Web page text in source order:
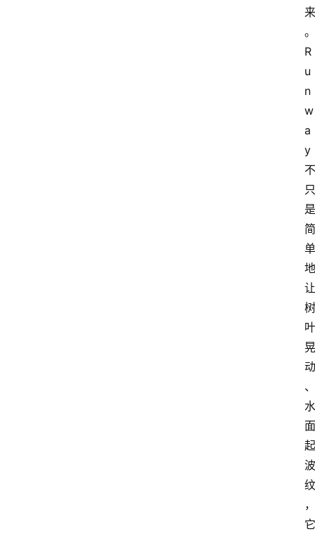
来
。
R
u
n
w
a
y
不
只
是
简
单
地
让
树
叶
晃
动
、
水
面
起
波
纹
，
它